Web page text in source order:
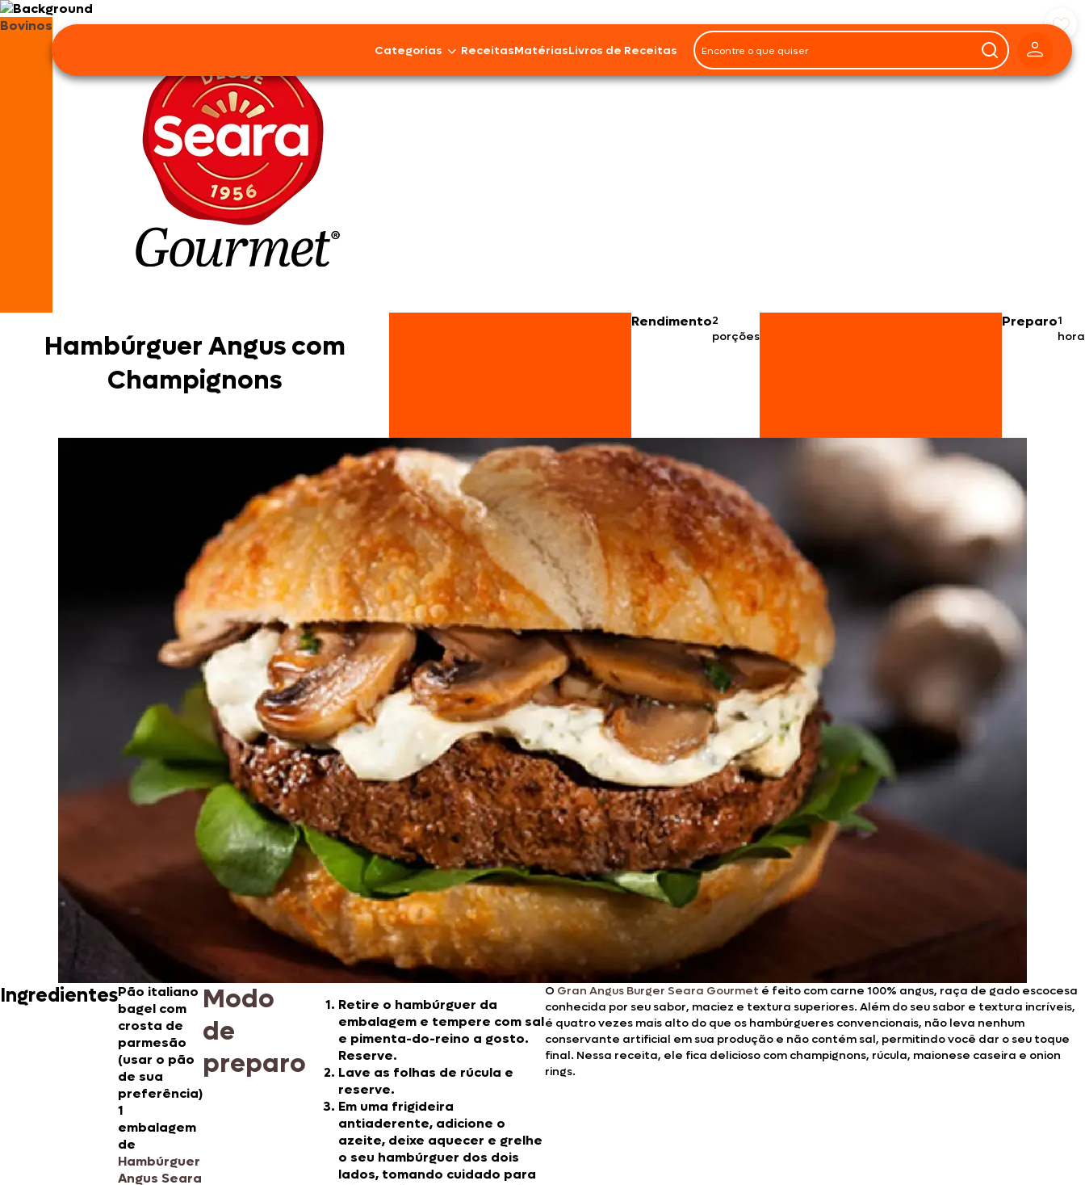
Categorias
Bebidas
Entrevistas
ReceitasMatériasLivros de Receitas
Bovinos
Hambúrguer Angus com
Champignons
Rendimento2
porções
Preparo1
hora
IngredientesPão italiano
bagel com
crosta de
parmesão
(usar o pão
de sua
preferência)
1
embalagem
de
Hambúrguer
Angus Seara
Modo
de
preparo
Retire o hambúrguer da
embalagem e tempere com sal
e pimenta-do-reino a gosto.
Reserve.
Lave as folhas de rúcula e
reserve.
Em uma frigideira
antiaderente, adicione o
azeite, deixe aquecer e grelhe
o seu hambúrguer dos dois
lados, tomando cuidado para
O Gran Angus Burger Seara Gourmet é feito com carne 100% angus, raça de gado escocesa
conhecida por seu sabor, maciez e textura superiores. Além do seu sabor e textura incríveis,
é quatro vezes mais alto do que os hambúrgueres convencionais, não leva nenhum
conservante artificial em sua produção e não contém sal, permitindo você dar o seu toque
final. Nessa receita, ele fica delicioso com champignons, rúcula, maionese caseira e onion
rings.